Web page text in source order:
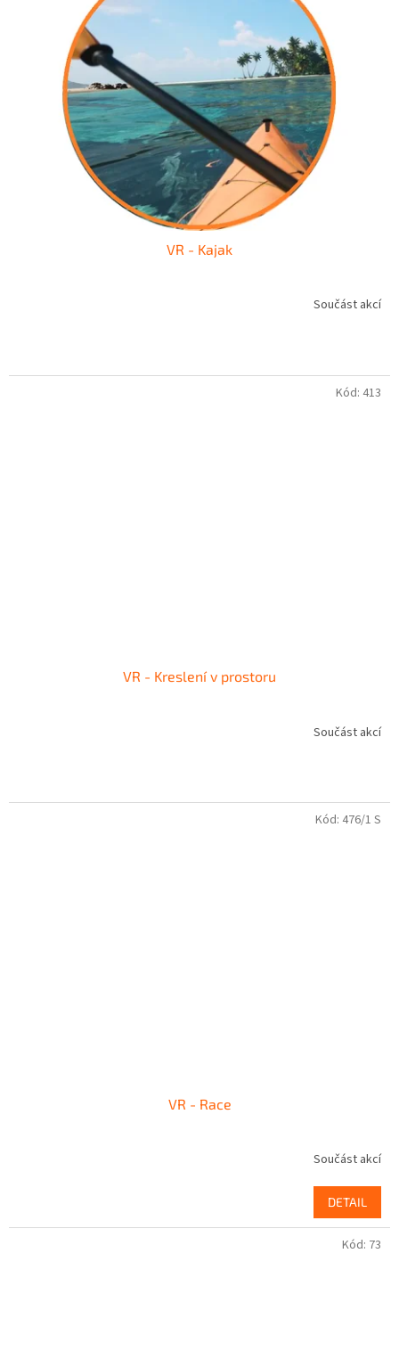
VR - Kajak
Součást akcí
VR - Kreslení v prostoru
Součást akcí
Kód: 413
VR - Race
Součást akcí
DETAIL
Kód: 476/1 S
Kód: 73